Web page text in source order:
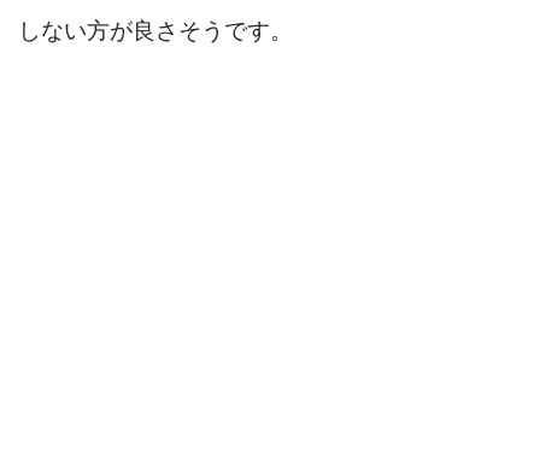
しない方が良さそうです。